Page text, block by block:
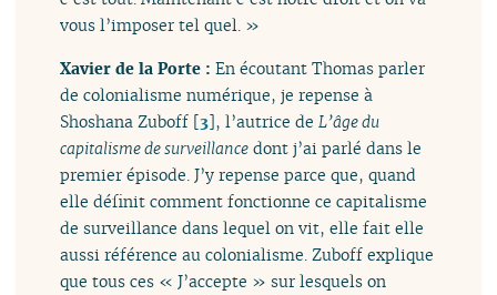
vous l’imposer tel quel. »
Xavier de la Porte :En écoutant Thomas parler
de colonialisme numérique, je repense à
Shoshana Zuboff [3], l’autrice de L’âge du
capitalisme de surveillance dont j’ai parlé dans le
premier épisode. J’y repense parce que, quand
elle définit comment fonctionne ce capitalisme
de surveillance dans lequel on vit, elle fait elle
aussi référence au colonialisme. Zuboff explique
que tous ces « J’accepte » sur lesquels on